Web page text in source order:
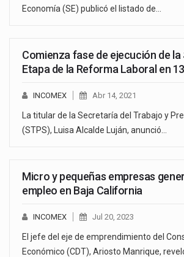
Economía (SE) publicó el listado de…
Comienza fase de ejecución de la
Etapa de la Reforma Laboral en
INCOMEX Abr 14, 2021
La titular de la Secretaría del Trabajo y
(STPS), Luisa Alcalde Luján, anunció…
Micro y pequeñas empresas
empleo en Baja California
INCOMEX Jul 20, 2023
El jefe del eje de emprendimiento del
Económico (CDT), Ariosto Manrique,